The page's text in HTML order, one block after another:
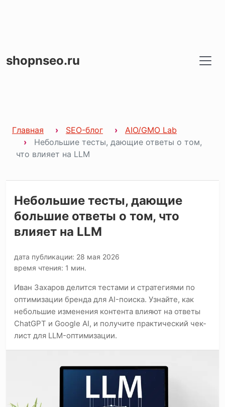
shopnseo.ru
Главная SEO-блог
AIO/GMO Lab
Небольшие тесты, дающие ответы о том,
что влияет на LLM
Небольшие тесты, дающие
большие ответы о том, что
влияет на LLM
дата публикации: 28 мая 2026
время чтения: 1 мин.
Иван Захаров делится тестами и стратегиями по
оптимизации бренда для AI-поиска. Узнайте, как
небольшие изменения контента влияют на ответы
ChatGPT и Google AI, и получите практический чек-
лист для LLM-оптимизации.